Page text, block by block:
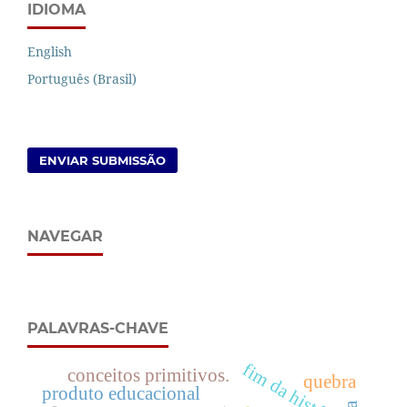
IDIOMA
English
Português (Brasil)
ENVIAR SUBMISSÃO
NAVEGAR
PALAVRAS-CHAVE
produto educacional
conceitos primitivos. quebra